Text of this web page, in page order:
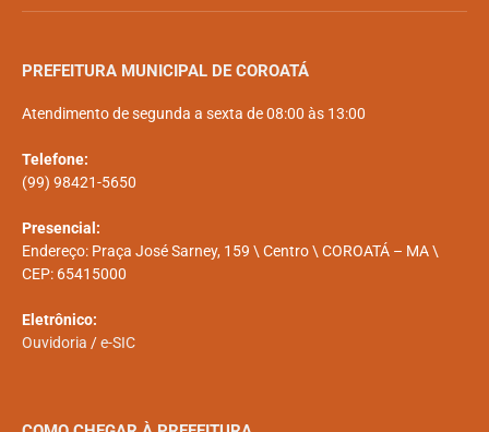
PREFEITURA MUNICIPAL DE COROATÁ
Atendimento de segunda a sexta de 08:00 às 13:00
Telefone:
(99) 98421-5650
Presencial:
Endereço: Praça José Sarney, 159 \ Centro \ COROATÁ – MA \
CEP: 65415000
Eletrônico:
Ouvidoria /e-SIC